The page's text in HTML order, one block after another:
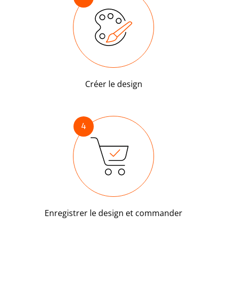
Créer le design
4
Enregistrer le design et commander